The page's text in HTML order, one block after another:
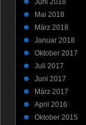
Mai 2018
März 2018
Januar 2018
Oktober 2017
Juli 2017
Juni 2017
März 2017
April 2016
Oktober 2015